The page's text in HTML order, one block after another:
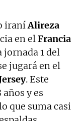
iraníAlireza
en elFrancia
jornada 1 del
jugará en el
. Este
y es
que suma casi